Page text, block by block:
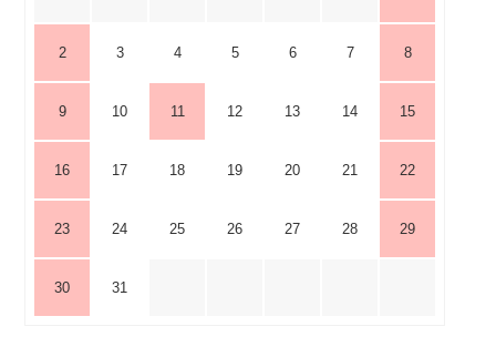
2 3 4 5 6 7 8
9 10 11 12 13 14 15
16 17 18 19 20 21 22
23 24 25 26 27 28 29
30 31